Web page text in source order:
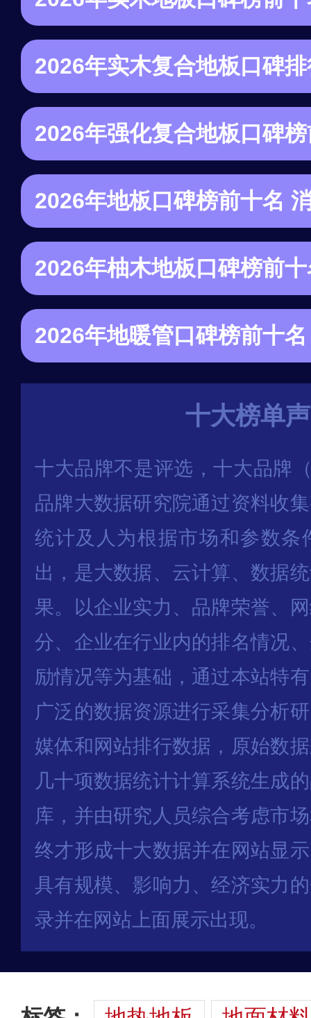
十大榜单
十大品牌不是评选，十大品牌
品牌大数据研究院通过资料收
统计及人为根据市场和参数条
出，是大数据、云计算、数据
果。以企业实力、品牌荣誉、
分、企业在行业内的排名情况
励情况等为基础，通过本站特
广泛的数据资源进行采集分析
媒体和网站排行数据，原始数
几十项数据统计计算系统生成
库，并由研究人员综合考虑市
终才形成十大数据并在网站显
具有规模、影响力、经济实力
录并在网站上面展示出现。